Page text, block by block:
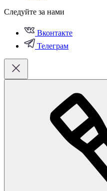
Следуйте за нами
Вконтакте
Телеграм